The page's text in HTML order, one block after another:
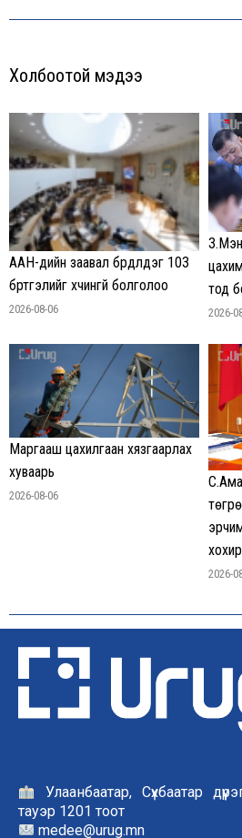
Холбоотой мэдээ
ААН-үүдийн заавал бүрдүүлдэг 103
бүртгэлийг хүчингүй болголоо
2026-08-06
тод
2026-
Маргааш цахилгаан хязгаарлах
хуваарь
2026-08-06
2026-
Улаанбаатар, Сүхбаатар
тауэр 1201 тоот
medee@urug.mn